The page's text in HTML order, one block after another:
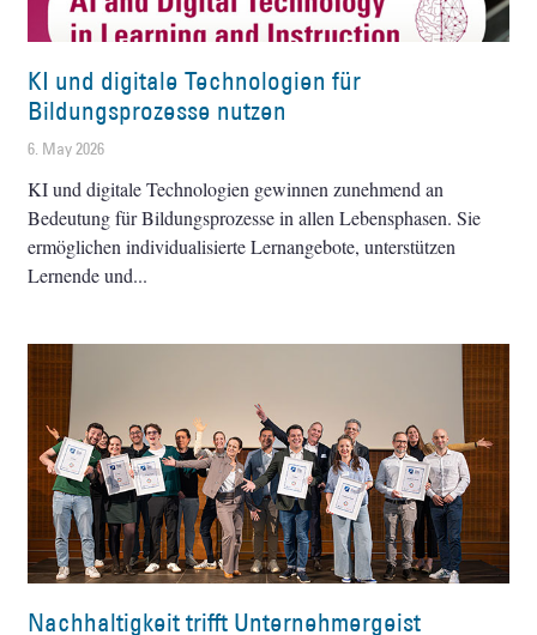
KI und digitale Technologien für
Bildungsprozesse nutzen
6. May 2026
KI und digitale Technologien gewinnen zunehmend an
Bedeutung für Bildungsprozesse in allen Lebensphasen. Sie
ermöglichen individualisierte Lernangebote, unterstützen
Lernende und
Nachhaltigkeit trifft Unternehmergeist